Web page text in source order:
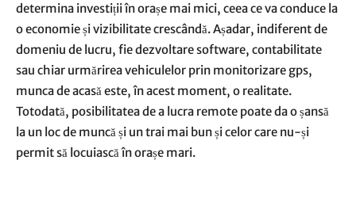
determina investiții în orașe mai mici, ceea ce va conduce la
o economie și vizibilitate crescândă. Așadar, indiferent de
domeniu de lucru, fie dezvoltare software, contabilitate
sau chiar urmărirea vehiculelor prin monitorizare gps,
munca de acasă este, în acest moment, o realitate.
Totodată, posibilitatea de a lucra remote poate da o șansă
la un loc de muncă și un trai mai bun și celor care nu-și
permit să locuiască în orașe mari.